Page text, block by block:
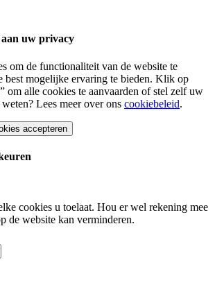
aan uw privacy
om de functionaliteit van de website te
best mogelijke ervaring te bieden. Klik op
om alle cookies te aanvaarden of stel zelf uw
Lees meer over ons cookiebeleid.
accepteren
cookies u toelaat. Hou er wel rekening mee
de website kan verminderen.